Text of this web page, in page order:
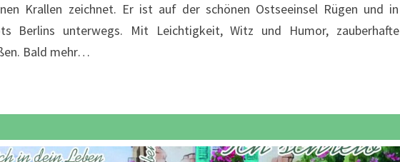
Krallen zeichnet. Er ist auf der schönen Ostseeinsel Rügen und in
Berlins unterwegs. Mit Leichtigkeit, Witz und Humor, zauberhafte
Bald mehr…